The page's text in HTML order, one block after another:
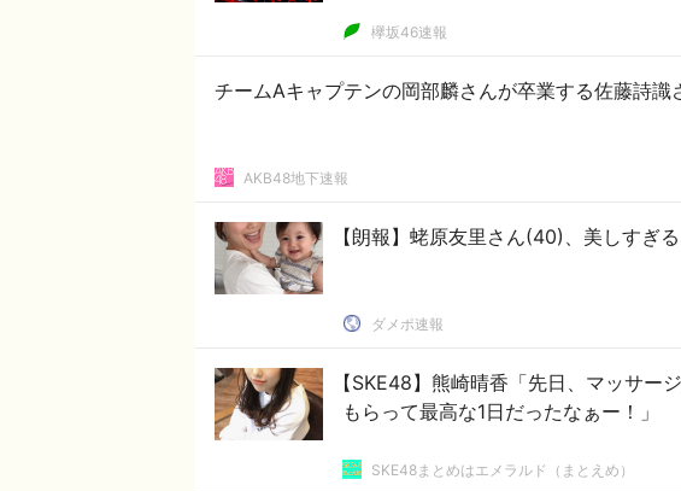
欅坂46速報
チームAキャプテンの岡部麟さんが卒業する佐藤詩識
AKB48地下速報
【朗報】蛯原友里さん(40)、美しすぎる
ダメポ速報
【SKE48】熊崎晴香「先日、マッサー
もらって最高な1日だったなぁー！」
SKE48まとめはエメラルド（まとえめ）